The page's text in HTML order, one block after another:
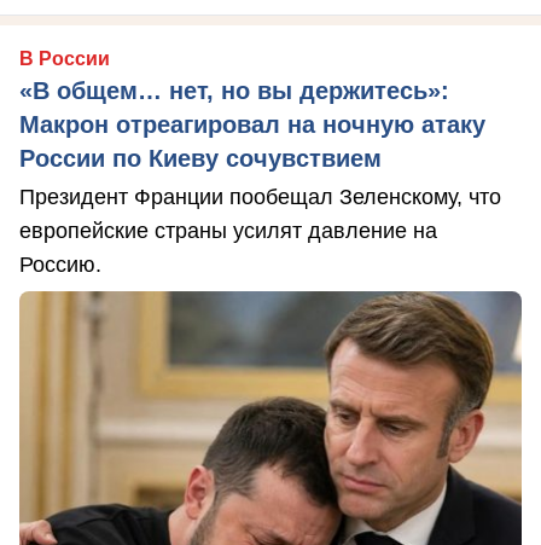
В России
«В общем… нет, но вы держитесь»:
Макрон отреагировал на ночную атаку
России по Киеву сочувствием
Президент Франции пообещал Зеленскому, что
европейские страны усилят давление на
Россию.